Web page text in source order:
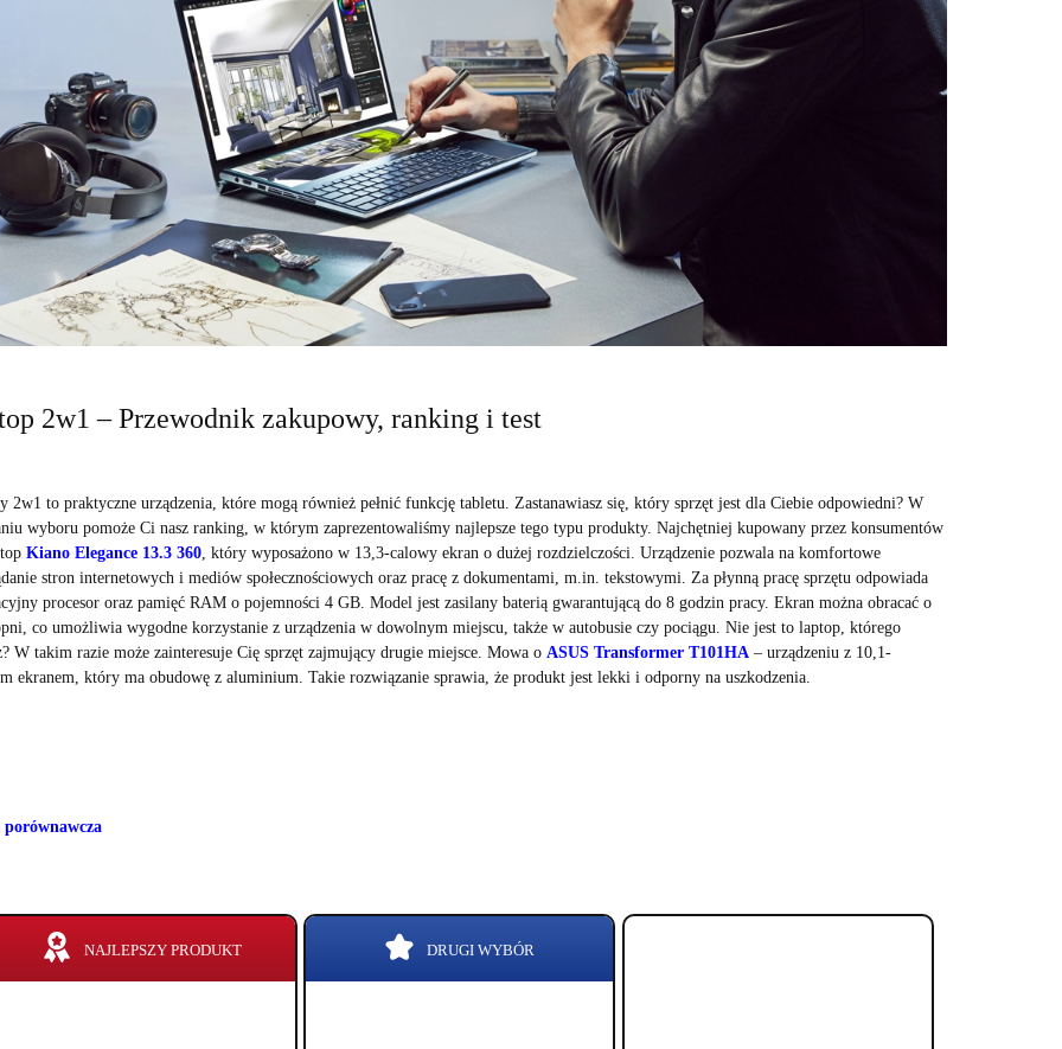
2w1 – Przewodnik zakupowy, ranking i test
2w1 to praktyczne urządzenia, które mogą również pełnić funkcję tabletu. Zastanawiasz się, który sprzęt jest dla Ciebie odpowiedni? W
wyboru pomoże Ci nasz ranking, w którym zaprezentowaliśmy najlepsze tego typu produkty. Najchętniej kupowany przez konsumentów
Kiano Elegance 13.3 360, który wyposażono w 13,3-calowy ekran o dużej rozdzielczości. Urządzenie pozwala na komfortowe
stron internetowych i mediów społecznościowych oraz pracę z dokumentami, m.in. tekstowymi. Za płynną pracę sprzętu odpowiada
procesor oraz pamięć RAM o pojemności 4 GB. Model jest zasilany baterią gwarantującą do 8 godzin pracy. Ekran można obracać o
co umożliwia wygodne korzystanie z urządzenia w dowolnym miejscu, także w autobusie czy pociągu. Nie jest to laptop, którego
W takim razie może zainteresuje Cię sprzęt zajmujący drugie miejsce. Mowa o ASUS Transformer T101HA– urządzeniu z 10,1-
ekranem, który ma obudowę z aluminium. Takie rozwiązanie sprawia, że produkt jest lekki i odporny na uszkodzenia.
porównawcza
NAJLEPSZY PRODUKT DRUGI WYBÓR